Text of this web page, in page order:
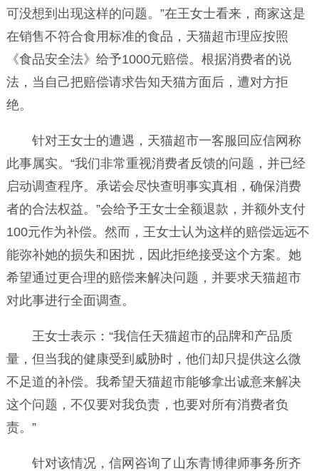
可没想到出现这样的问题。”在王女士看来，商家这是
在销售不符合食用标准的食品，天猫超市理应按照
《食品安全法》给予1000元赔偿。根据消费者的说
法，当自己把赔偿请求告知天猫方面后，遭对方拒
绝。
针对王女士的遭遇，天猫超市一客服回应信网称
此事属实。“我们非常重视消费者反馈的问题，并已经
启动调查程序。承诺会尽快查明事实真相，确保消费
者的合法权益。”会给予王女士全额退款，并额外支付
100元作为补偿。然而，王女士认为这样的赔偿远远不
能弥补她的损失和困扰，因此拒绝接受这个方案。她
希望通过更合理的赔偿来解决问题，并要求天猫超市
对此事进行全面调查。
王女士表示：“我信任天猫超市的品牌和产品质
量，但当我的健康受到威胁时，他们却只提供这么微
不足道的补偿。我希望天猫超市能够拿出诚意来解决
这个问题，不仅要对我负责，也要对所有消费者负
责。”
针对该情况，信网咨询了山东青博律师事务所齐